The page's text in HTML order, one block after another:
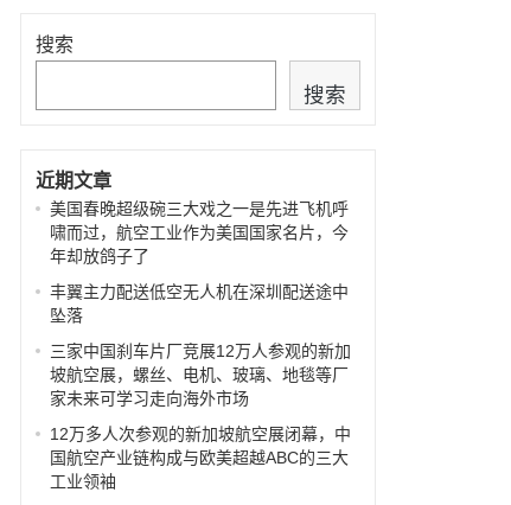
搜索
搜索
近期文章
美国春晚超级碗三大戏之一是先进飞机呼
啸而过，航空工业作为美国国家名片，今
年却放鸽子了
丰翼主力配送低空无人机在深圳配送途中
坠落
三家中国刹车片厂竞展12万人参观的新加
坡航空展，螺丝、电机、玻璃、地毯等厂
家未来可学习走向海外市场
12万多人次参观的新加坡航空展闭幕，中
国航空产业链构成与欧美超越ABC的三大
工业领袖